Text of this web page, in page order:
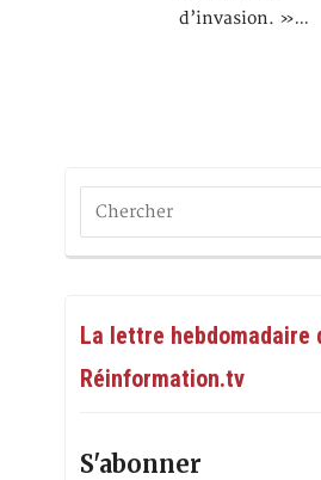
d’invasion. »…
La lettre hebdomadaire
Réinformation.tv
S'abonner